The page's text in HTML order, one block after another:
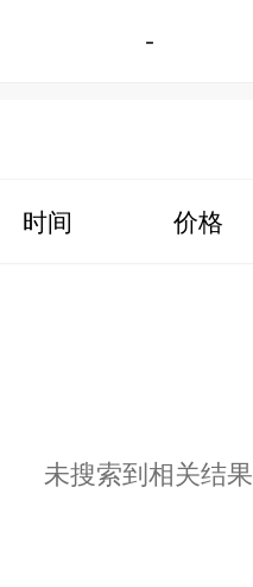
-
时间 价格
未搜索到相关结果